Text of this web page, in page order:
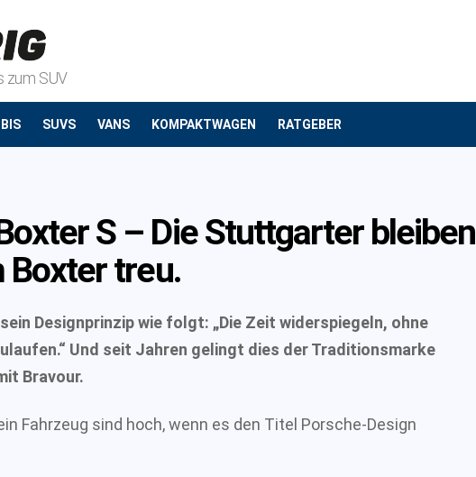
zum SUV
SUVS VANS KOMPAKTWAGEN RATGEBER
S – Die Stuttgarter bleiben
Boxter treu.
Designprinzip wie folgt: „Die Zeit widerspiegeln, ohne
Und seit Jahren gelingt dies der Traditionsmarke
Bravour.
Fahrzeug sind hoch, wenn es den Titel Porsche-Design